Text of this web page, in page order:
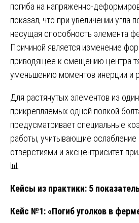
погиба на напряженно-
показал, что при увеличении угла
несущая способность элемента
Причиной является изменение
приводящее к смещению центра
уменьшению моментов инерции и
Для растянутых элементов из
прикрепляемых одной полкой
предусматривает специальные
работы, учитывающие ослабление
отверстиями и эксцентриситет
📊
Кейсы из практики: 5
Кейс №1: «Погиб уголков в